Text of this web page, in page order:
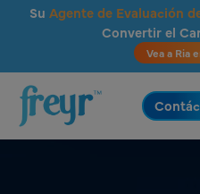
Saltar al contenido principal
Su Agente de Evaluación
Convertir el
Vea a Ria
.